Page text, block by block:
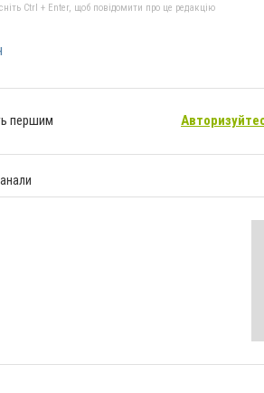
Ctrl + Enter, щоб повідомити про це редакцію
першим